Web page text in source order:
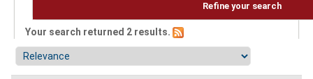
Refine your search
Your search returned 2 results.